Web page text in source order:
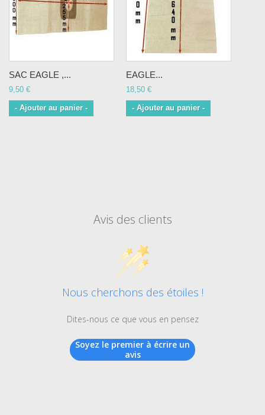
SAC EAGLE ,...
9,50 €
- Ajouter au panier -
EAGLE...
18,50 €
- Ajouter au panier -
Avis des clients
Nous cherchons des étoiles !
Dites-nous ce que vous en pensez
Soyez le premier à écrire un
avis